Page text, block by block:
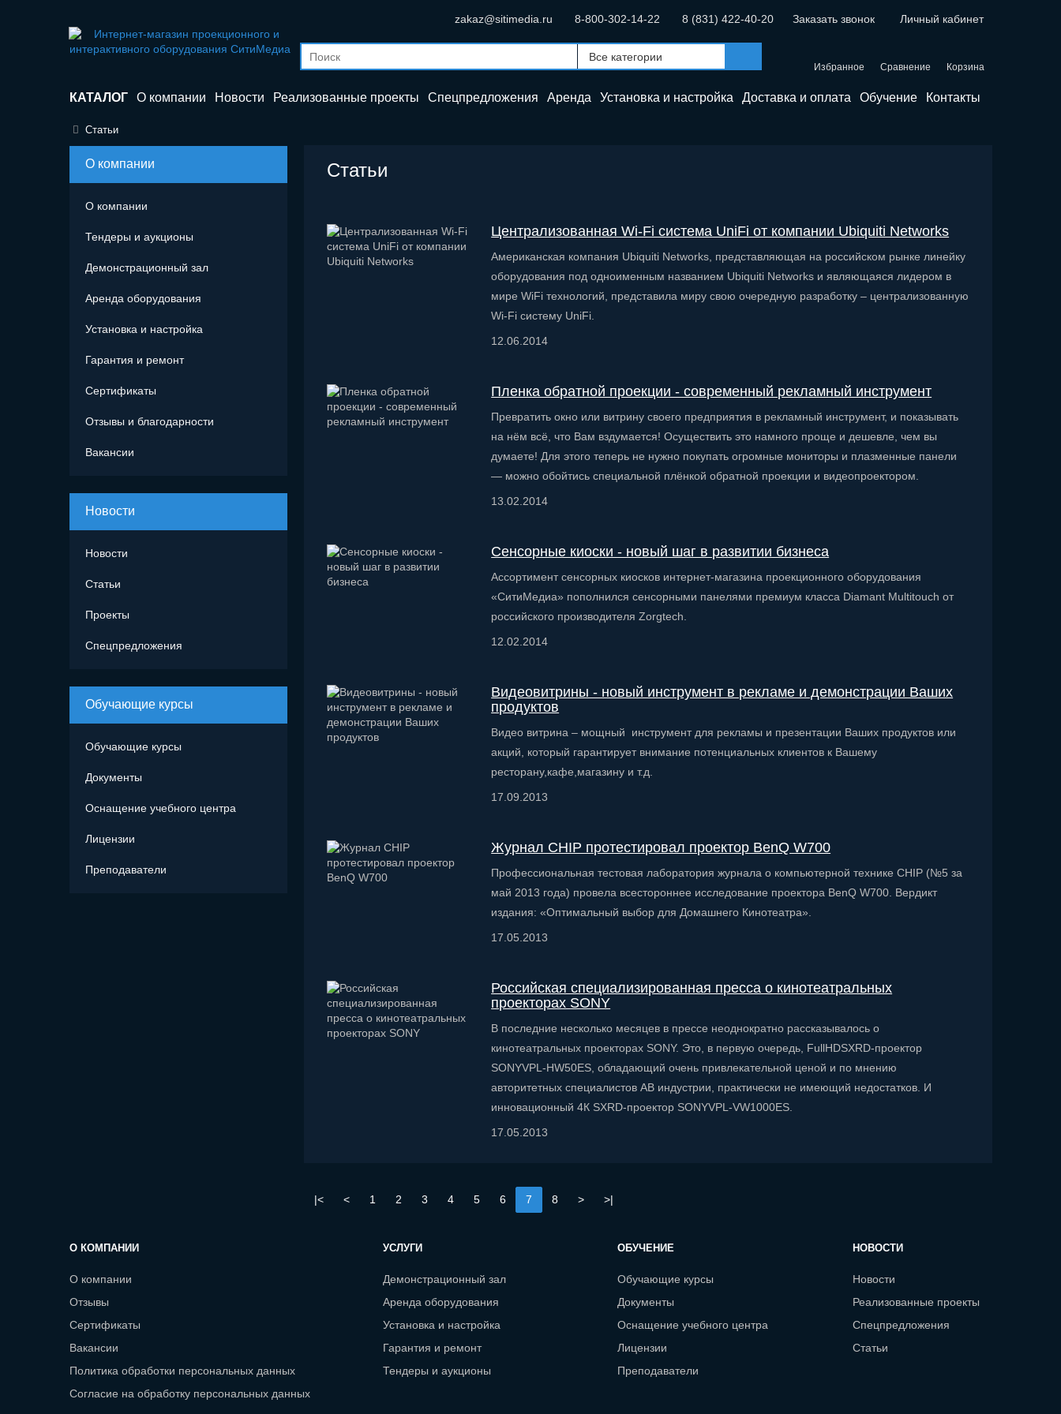
Личный кабинет
Заказать звонок
8 (831) 422-40-20
8-800-302-14-22
zakaz@sitimedia.ru
Корзина
Сравнение
Избранное
КАТАЛОГ О компании Новости Реализованные проекты Спецпредложения Аренда Установка и настройка Доставка и оплата Обучение Контакты
Статьи
О компании
О компании
Тендеры и аукционы
Демонcтрационный зал
Аренда оборудования
Установка и настройка
Гарантия и ремонт
Сертификаты
Отзывы и благодарности
Вакансии
Новости
Новости
Статьи
Проекты
Спецпредложения
Обучающие курсы
Обучающие курсы
Документы
Оснащение учебного центра
Лицензии
Преподаватели
Статьи
Централизованная Wi-Fi система UniFi от компании Ubiquiti Networks
Американская компания Ubiquiti Networks, представляющая на российском рынке линейку
оборудования под одноименным названием Ubiquiti Networks и являющаяся лидером в
мире WiFi технологий, представила миру свою очередную разработку – централизованную
Wi-Fi систему UniFi.
12.06.2014
Пленка обратной проекции - современный рекламный инструмент
Превратить окно или витрину своего предприятия в рекламный инструмент, и показывать
на нём всё, что Вам вздумается! Осуществить это намного проще и дешевле, чем вы
думаете! Для этого теперь не нужно покупать огромные мониторы и плазменные панели
— можно обойтись специальной плёнкой обратной проекции и видеопроектором.
13.02.2014
Сенсорные киоски - новый шаг в развитии бизнеса
Ассортимент сенсорных киосков интернет-магазина проекционного оборудования
«СитиМедиа» пополнился сенсорными панелями премиум класса Diamant Multitouch от
российского производителя Zorgtech.
12.02.2014
Видеовитрины - новый инструмент в рекламе и демонстрации Ваших
продуктов
Видео витрина – мощный инструмент для рекламы и презентации Ваших продуктов или
акций, который гарантирует внимание потенциальных клиентов к Вашему
ресторану,кафе,магазину и т.д.
17.09.2013
Журнал CHIP протестировал проектор BenQ W700
Профессиональная тестовая лаборатория журнала о компьютерной технике CHIP (№5 за
май 2013 года) провела всестороннее исследование проектора BenQ W700. Вердикт
издания: «Оптимальный выбор для Домашнего Кинотеатра».
17.05.2013
Российская специализированная пресса о кинотеатральных
проекторах SONY
В последние несколько месяцев в прессе неоднократно рассказывалось о
кинотеатральных проекторах SONY. Это, в первую очередь, FullHDSXRD-проектор
SONYVPL-HW50ES, обладающий очень привлекательной ценой и по мнению
авторитетных специалистов АВ индустрии, практически не имеющий недостатков. И
инновационный 4К SXRD-проектор SONYVPL-VW1000ES.
17.05.2013
|< < 1 2 3 4 5 6 7 8 > >|
О КОМПАНИИ
О компании
Отзывы
Сертификаты
Вакансии
Политика обработки персональных данных
Согласие на обработку персональных данных
УСЛУГИ
Демонстрационный зал
Аренда оборудования
Установка и настройка
Гарантия и ремонт
Тендеры и аукционы
ОБУЧЕНИЕ
Обучающие курсы
Документы
Оснащение учебного центра
Лицензии
Преподаватели
НОВОСТИ
Новости
Реализованные проекты
Спецпредложения
Статьи